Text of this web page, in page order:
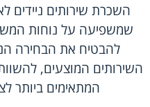
השכרת שירותים ניידים
שמשפיעה על נוחות
להבטיח את הבחירה
השירותים המוצעים,
המתאימים ביותר